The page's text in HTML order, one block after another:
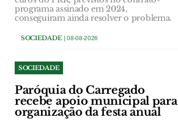
programa assinado em 2024,
conseguiram ainda resolver o problema.
SOCIEDADE| 08-08-2026
SOCIEDADE
Paróquia do Carregado
recebe apoio municipal para
organização da festa anual